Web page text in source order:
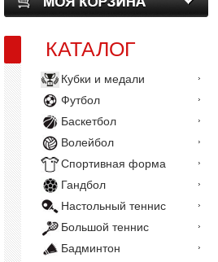
КАТАЛОГ
Кубки и медали
Футбол
Баскетбол
Волейбол
Спортивная форма
Гандбол
Настольный теннис
Большой теннис
Бадминтон